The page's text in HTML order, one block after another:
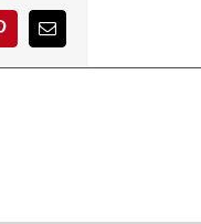
Correo
electrónico